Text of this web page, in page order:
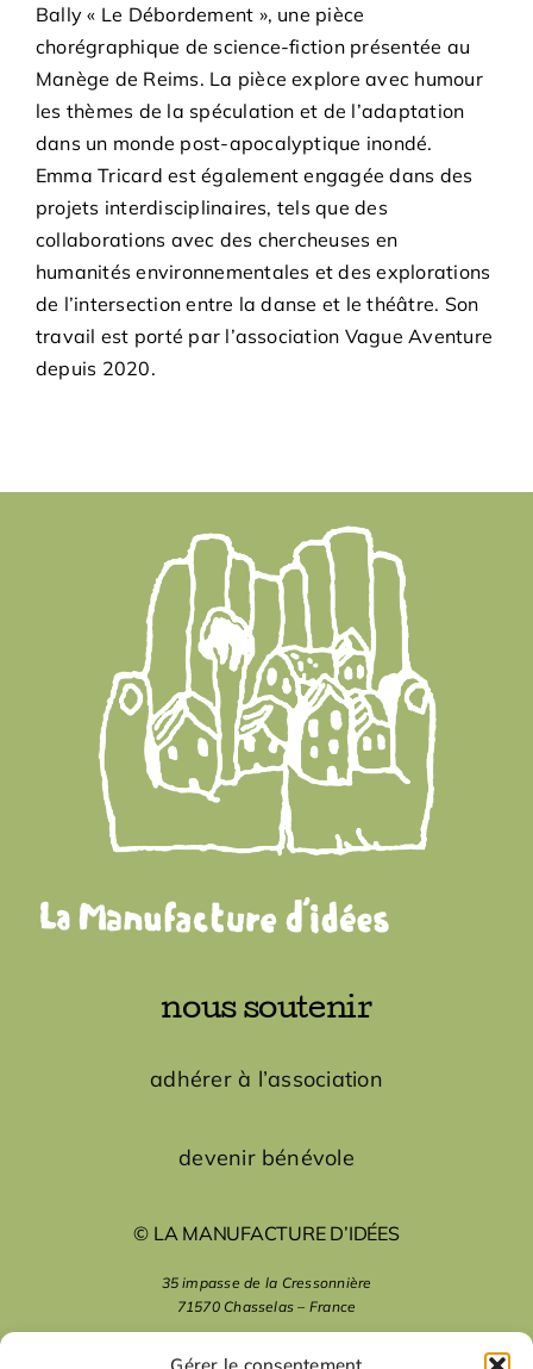
Bally « Le Débordement », une pièce
chorégraphique de science-fiction présentée au
Manège de Reims. La pièce explore avec humour
les thèmes de la spéculation et de l’adaptation
dans un monde post-apocalyptique inondé.
Emma Tricard est également engagée dans des
projets interdisciplinaires, tels que des
collaborations avec des chercheuses en
humanités environnementales et des explorations
de l’intersection entre la danse et le théâtre. Son
travail est porté par l’association Vague Aventure
depuis 2020.
nous soutenir
adhérer à l’association
devenir bénévole
© LA MANUFACTURE D’IDÉES
35 impasse de la Cressonnière
71570 Chasselas – France
mentions légales